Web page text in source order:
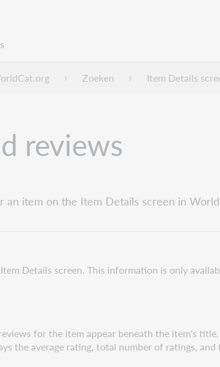
Zoeken Item Details
reviews
item on the Item Details screen in
Details screen. This information is only
for the item appear beneath the item's
the average rating, total number of ratings,